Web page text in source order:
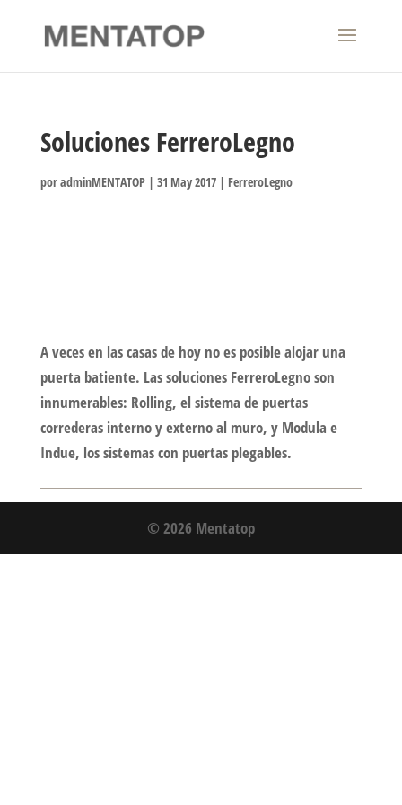
Soluciones FerreroLegno
poradminMENTATOP| 31 May 2017| FerreroLegno
A veces en las casas de hoy no es posible alojar una
puerta batiente. Las soluciones FerreroLegno son
innumerables: Rolling, el sistema de puertas
correderas interno y externo al muro, y Modula e
Indue, los sistemas con puertas plegables.
© 2026 Mentatop